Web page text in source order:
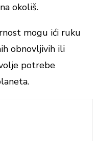
okoliš.
mogu ići ruku
obnovljivih ili
potrebe